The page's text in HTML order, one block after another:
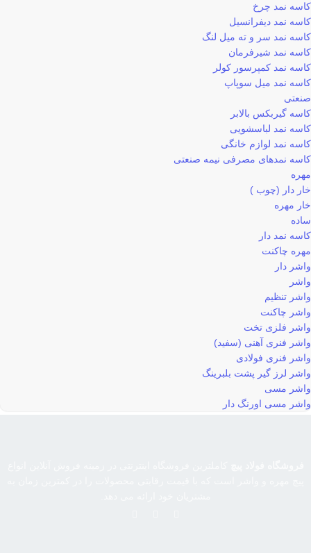
کاسه نمد چرخ
کاسه نمد دیفرانسیل
کاسه نمد سر و ته میل لنگ
کاسه نمد شیرفرمان
کاسه نمد کمپرسور کولر
کاسه نمد میل سوپاپ
صنعتی
کاسه گیربکس بالابر
کاسه نمد لباسشویی
کاسه نمد لوازم خانگی
کاسه نمدهای مصرفی نیمه صنعتی
مهره
خار دار (چوب )
خار مهره
ساده
کاسه نمد دار
مهره چاکنت
واشر دار
واشر
واشر تنظیم
واشر چاکنت
واشر فلزی تخت
واشر فنری آهنی (سفید)
واشر فنری فولادی
واشر لرز گیر پشت بلبرینگ
واشر مسی
واشر مسی اورنگ دار